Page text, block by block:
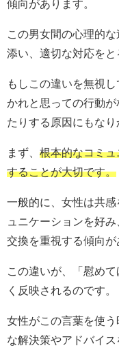
傾向があります。
この男女間の心理的
添い、適切な対応をと
もしこの違いを無視
かれと思っての行動
たりする原因にもなり
まず、 根本的なコミ
することが大切です。
一般的に、女性は共
ュニケーションを好
交換を重視する傾向が
この違いが、「慰め
く反映されるのです。
女性がこの言葉を使
な解決策やアドバイス